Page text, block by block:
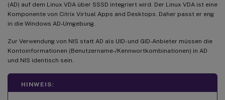
(AD) auf dem Linux VDA über SSSD integriert wird. Der Linux VDA ist eine
Komponente von Citrix Virtual Apps and Desktops. Daher passt er eng
in die Windows AD-Umgebung.
Zur Verwendung von NIS statt AD als UID- und GID-Anbieter müssen die
Kontoinformationen (Benutzername-/Kennwortkombinationen) in AD
und NIS identisch sein.
HINWEIS: